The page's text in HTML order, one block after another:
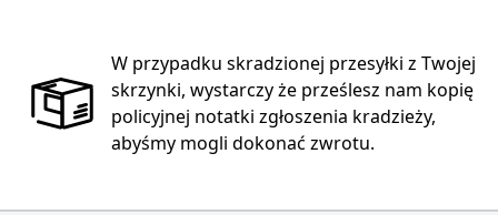
W przypadku skradzionej przesyłki z Twojej
skrzynki, wystarczy że prześlesz nam kopię
policyjnej notatki zgłoszenia kradzieży,
abyśmy mogli dokonać zwrotu.